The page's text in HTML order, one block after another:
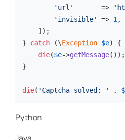
'url'
       =>
'invisible'
=> 1 ,
    ]);
} catch (\Exception $e) {
die($e->getMessage());
}
die( 'Captcha solved: ' .
Python